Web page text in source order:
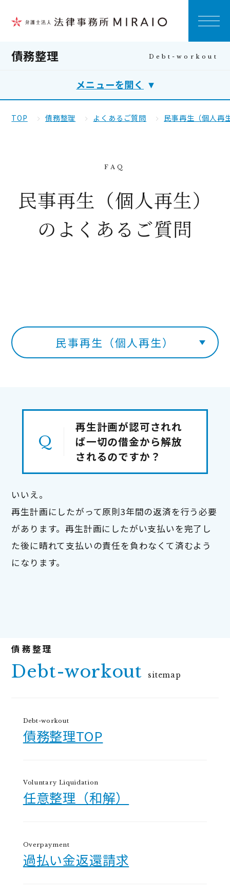
債務整理
メニューを開く
TOP 債務整理 よくあるご質問 民事再生（個人再
民事再生（個人再生）
のよくあるご質問
民事再生（個人再生）
再生計画が認可されれ
ば一切の借金から解放
されるのですか？
いいえ。
再生計画にしたがって原則3年間の返済を行う必要
があります。再生計画にしたがい支払いを完了し
た後に晴れて支払いの責任を負わなくて済むよう
になります。
Debt-workout sitemap
Debt-workout
債務整理TOP
Voluntary Liquidation
任意整理（和解）
Overpayment
過払い金返還請求